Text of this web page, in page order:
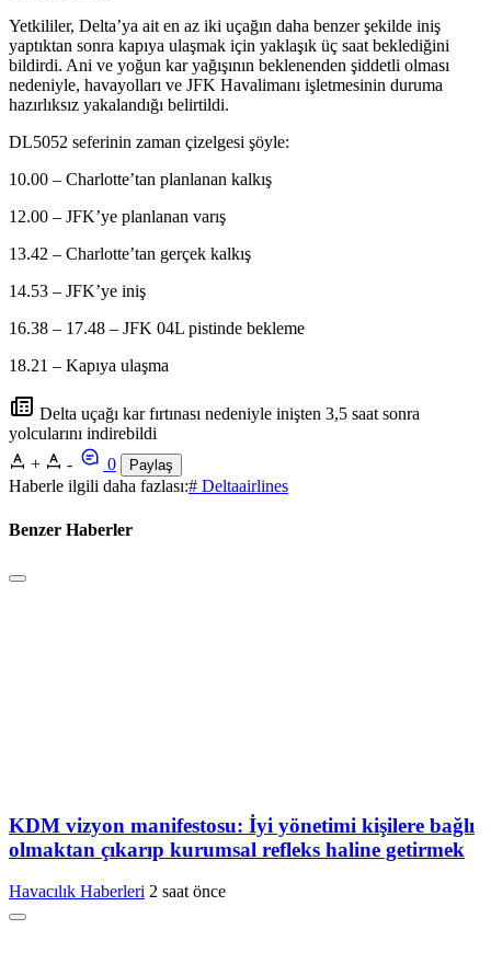
Yetkililer, Delta’ya ait en az iki uçağın daha benzer şekilde iniş
yaptıktan sonra kapıya ulaşmak için yaklaşık üç saat beklediğini
bildirdi. Ani ve yoğun kar yağışının beklenenden şiddetli olması
nedeniyle, havayolları ve JFK Havalimanı işletmesinin duruma
hazırlıksız yakalandığı belirtildi.
DL5052 seferinin zaman çizelgesi şöyle:
10.00 – Charlotte’tan planlanan kalkış
12.00 – JFK’ye planlanan varış
13.42 – Charlotte’tan gerçek kalkış
14.53 – JFK’ye iniş
16.38 – 17.48 – JFK 04L pistinde bekleme
18.21 – Kapıya ulaşma
Delta uçağı kar fırtınası nedeniyle inişten 3,5 saat sonra
yolcularını indirebildi
+
- 0 Paylaş
Haberle ilgili daha fazlası:# Deltaairlines
Benzer Haberler
KDM vizyon manifestosu: İyi yönetimi kişilere bağlı
olmaktan çıkarıp kurumsal refleks haline getirmek
Havacılık Haberleri 2 saat önce